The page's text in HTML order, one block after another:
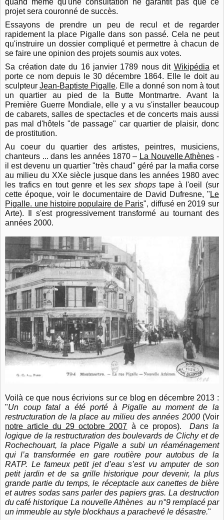
projet sera couronné de succès.
Essayons de prendre un peu de recul et de regarder
rapidement la place Pigalle dans son passé. Cela ne peut
qu'instruire un dossier compliqué et permettre à chacun de
se faire une opinion des projets soumis aux votes.
Sa création date du 16 janvier 1789 nous dit Wikipédia et
porte ce nom depuis le 30 décembre 1864. Elle le doit au
sculpteurJean-Baptiste Pigalle. Elle a donné son nom à tout
un quartier au pied de la Butte Montmartre. Avant la
Première Guerre Mondiale, elle y a vu s'installer beaucoup
de cabarets, salles de spectacles et de concerts mais aussi
pas mal d'hôtels "de passage" car quartier de plaisir, donc
de prostitution.
Au coeur du quartier des artistes, peintres, musiciens,
chanteurs ... dans les années 1870 – La Nouvelle Athènes -
il est devenu un quartier "très chaud" géré par la mafia corse
au milieu du XXe siècle jusque dans les années 1980 avec
les trafics en tout genre et lessex shopstape à l'oeil (sur
cette époque, voir le documentaire de David Dufresne, " Le
Pigalle. une histoire populaire de Paris", diffusé en 2019 sur
Arte). Il s'est progressivement transformé au tournant des
années 2000.
Voilà ce que nous écrivions sur ce blog en décembre 2013 :
"Un coup fatal a été porté à Pigalle au moment de la
restructuration de la place au milieu des années 2000(Voir
notre article du 29 octobre 2007 à ce propos). Dans la
logique de la restructuration des boulevards de Clichy et de
Rochechouart, la place Pigalle a subi un réaménagement
qui l’a transformée en gare routière pour autobus de la
RATP. Le fameux petit jet d’eau s’est vu amputer de son
petit jardin et de sa grille historique pour devenir, la plus
grande partie du temps, le réceptacle aux canettes de bière
et autres sodas sans parler des papiers gras. La destruction
du café historique La nouvelle Athènes au n°9 remplacé par
un immeuble au style blockhaus a parachevé le désastre."